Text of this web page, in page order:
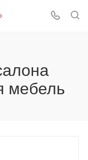
мебель